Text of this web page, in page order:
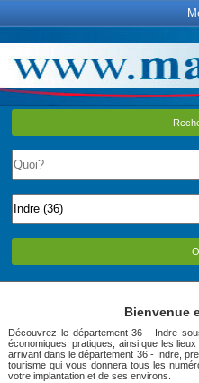
Bienvenue
Découvrez le département 36 - Indre
économiques, pratiques, ainsi que les
arrivant dans le département 36 - Indre,
tourisme qui vous donnera tous les
votre implantation et de ses environs.